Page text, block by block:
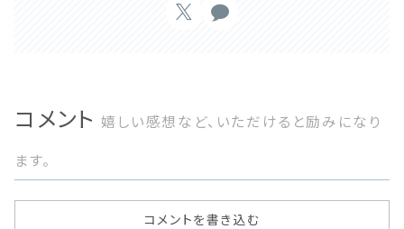
コメント 嬉しい感想など、いただけると励みになり
ます。
コメントを書き込む